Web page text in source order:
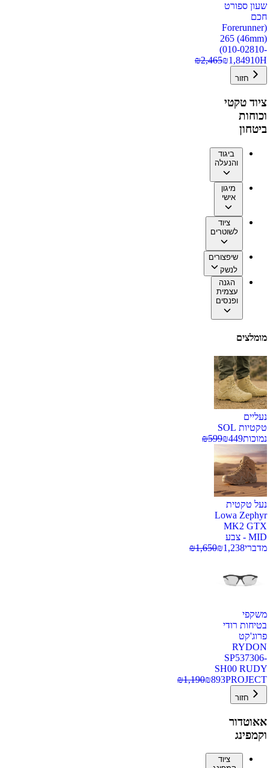
שעון ספורט
חכם
(Forerunner
265 (46mm)
(010-02810-
10H
₪1,849
₪2,465
חזור
ציוד טקטי
וכוחות
ביטחון
ביגוד
והנעלה
מיגון
אישי
ציוד
לשוטרים
שיפצורים
לנשק
הגנה
עצמית
ופנסים
מומלצים
נעליים
טקטיות SOL
נמוכות
₪449
₪599
נעל טקטית
Lowa Zephyr
MK2 GTX
MID - צבע
מדברי
₪1,238
₪1,650
משקפי
בטיחות רודי
פרוג'קט
RYDON
SP537306-
SH00 RUDY
PROJECT
₪893
₪1,190
חזור
אאוטדור
וקמפינג
ציוד